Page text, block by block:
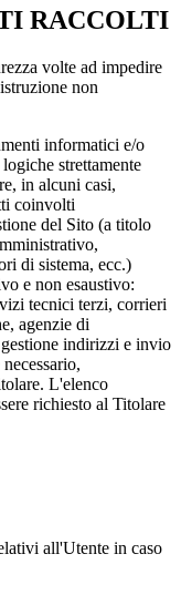
RACCOLTI
volte ad impedire
non
informatici e/o
strettamente
in alcuni casi,
coinvolti
del Sito (a titolo
di sistema, ecc.)
e non esaustivo:
tecnici terzi, corrieri
agenzie di
indirizzi e invio
L'elenco
richiesto al Titolare
all'Utente in caso